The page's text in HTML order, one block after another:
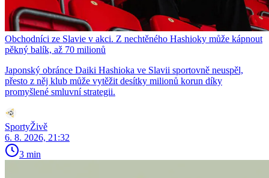
Obchodníci ze Slavie v akci. Z nechtěného Hashioky může kápnout
pěkný balík, až 70 milionů
Japonský obránce Daiki Hashioka ve Slavii sportovně neuspěl,
přesto z něj klub může vytěžit desítky milionů korun díky
promyšlené smluvní strategii.
SportyŽivě
6. 8. 2026, 21:32
3 min